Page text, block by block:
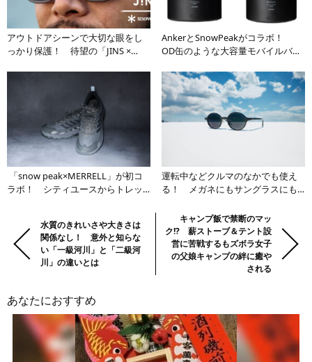
アウトドアシーンで大切な眼をし
っかり保護！ 待望の「JINS ×
AnkerとSnowPeakがコラボ！
OD缶のような大容量モバイルバッ
き立てる
「snow peak×MERRELL」が初コ
ラボ！ シティユースからトレッ
ューズを発売
運転中などクルマのなかでも使え
る！ メガネにもサングラスにも
の
の
Previous:水質のきれいさや大きさは
関係なし！ 意外と知らな
い「一級河川」と「二級河
川」の違いとは
Next:キャンプ飯で禁断のマッ
ク!? 薪ストーブ＆テント設
営に苦戦するもズボラ女子
の父娘キャンプの絆に癒や
される
あなたにおすすめ